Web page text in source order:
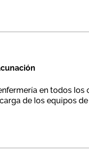
en todos los
de los equipos